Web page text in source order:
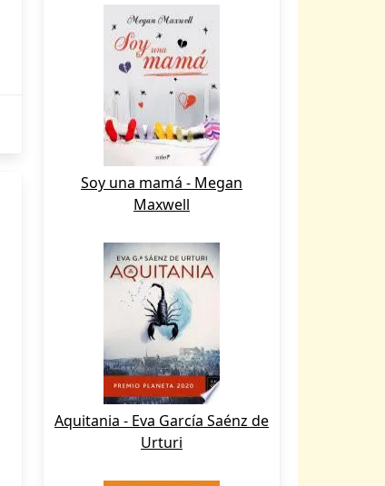
Soy una mamá - Megan
Maxwell
Aquitania - Eva García Saénz de
Urturi